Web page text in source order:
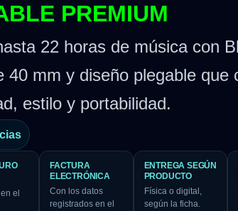
PREMIUM
22 horas de música con
40 mm y diseño plegable que
estilo y portabilidad.
el
FACTURA
ELECTRÓNICA
Con los datos
registrados en el
ENTREGA SEGÚN
PRODUCTO
Física o digital,
según la ficha.